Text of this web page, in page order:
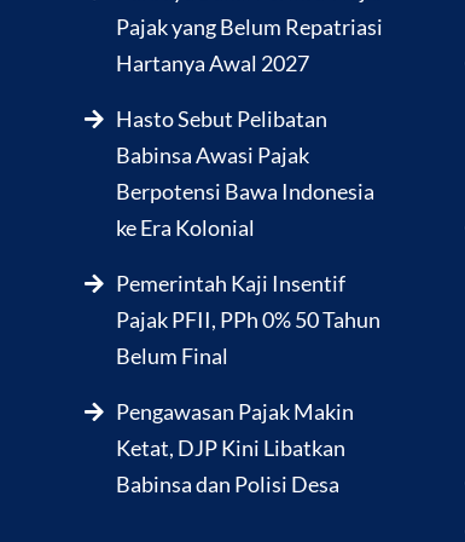
Pajak yang Belum Repatriasi
Hartanya Awal 2027
Hasto Sebut Pelibatan
Babinsa Awasi Pajak
Berpotensi Bawa Indonesia
ke Era Kolonial
Pemerintah Kaji Insentif
Pajak PFII, PPh 0% 50 Tahun
Belum Final
Pengawasan Pajak Makin
Ketat, DJP Kini Libatkan
Babinsa dan Polisi Desa